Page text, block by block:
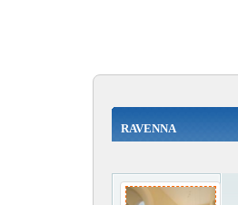
RAVENNA